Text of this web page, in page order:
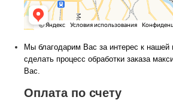
Мы благодарим Вас за интерес к нашей
сделать процесс обработки заказа
Вас.
Оплата по счету